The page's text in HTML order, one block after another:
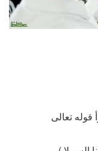
قوله تعالى